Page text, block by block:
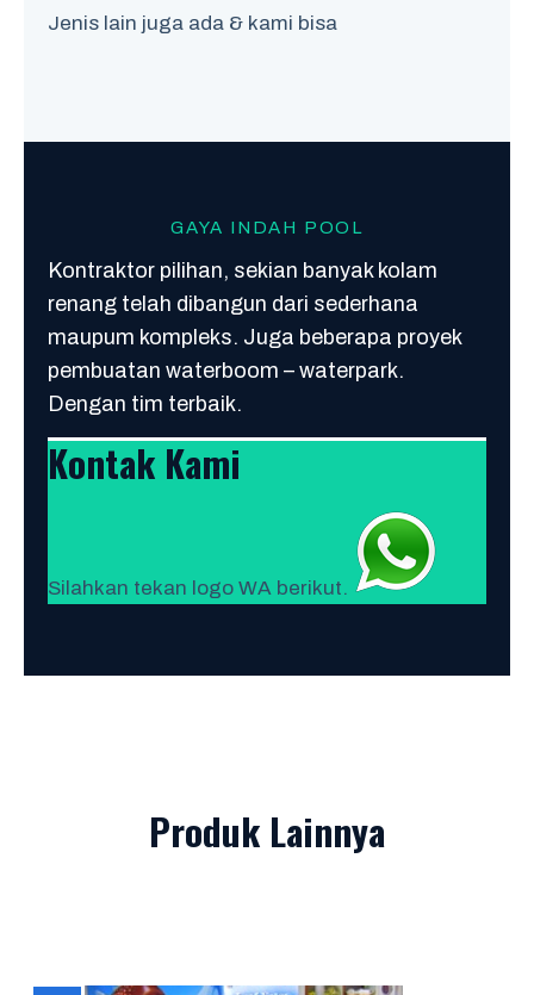
Jenis lain juga ada & kami bisa
GAYA INDAH POOL
Kontraktor pilihan, sekian banyak kolam
renang telah dibangun dari sederhana
maupum kompleks. Juga beberapa proyek
pembuatan waterboom – waterpark.
Dengan tim terbaik.
Kontak Kami
Silahkan tekan logo WA berikut.
Produk Lainnya